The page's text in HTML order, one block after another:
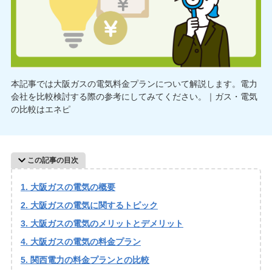
本記事では大阪ガスの電気料金プランについて解説します。電力
会社を比較検討する際の参考にしてみてください。｜ガス・電気
の比較はエネピ
この記事の目次
大阪ガスの電気の概要
大阪ガスの電気に関するトピック
大阪ガスの電気のメリットとデメリット
大阪ガスの電気の料金プラン
関西電力の料金プランとの比較